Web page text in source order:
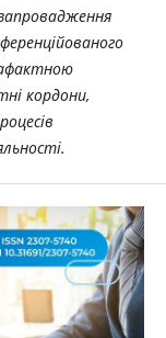
кордони,